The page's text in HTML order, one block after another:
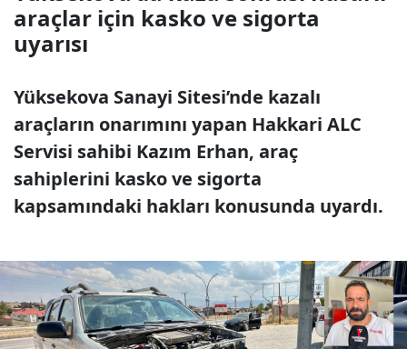
araçlar için kasko ve sigorta
uyarısı
Yüksekova Sanayi Sitesi’nde kazalı
araçların onarımını yapan Hakkari ALC
Servisi sahibi Kazım Erhan, araç
sahiplerini kasko ve sigorta
kapsamındaki hakları konusunda uyardı.